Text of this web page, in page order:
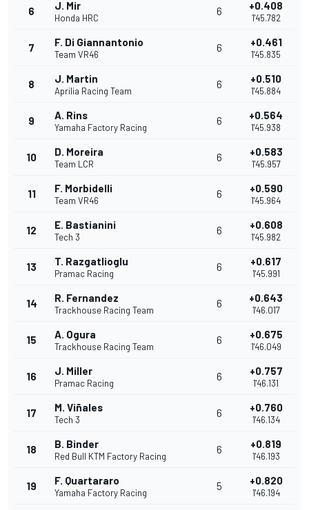
6 J. Mir
Honda HRC
6 +0.408
1'45.782
7 F. Di Giannantonio
Team VR46
6 +0.461
1'45.835
8 J. Martin
Aprilia Racing Team
6 +0.510
1'45.884
9 A. Rins
Yamaha Factory Racing
6 +0.564
1'45.938
10 D. Moreira
Team LCR
6 +0.583
1'45.957
11 F. Morbidelli
Team VR46
6 +0.590
1'45.964
12 E. Bastianini
Tech 3
6 +0.608
1'45.982
13 T. Razgatlioglu
Pramac Racing
6 +0.617
1'45.991
14 R. Fernandez
Trackhouse Racing Team
6 +0.643
1'46.017
15 A. Ogura
Trackhouse Racing Team
6 +0.675
1'46.049
16 J. Miller
Pramac Racing
6 +0.757
1'46.131
17 M. Viñales
Tech 3
6 +0.760
1'46.134
18 B. Binder
Red Bull KTM Factory Racing
6 +0.819
1'46.193
19 F. Quartararo
Yamaha Factory Racing
5 +0.820
1'46.194